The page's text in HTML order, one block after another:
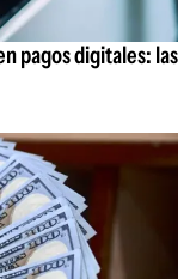
pagos digitales: las